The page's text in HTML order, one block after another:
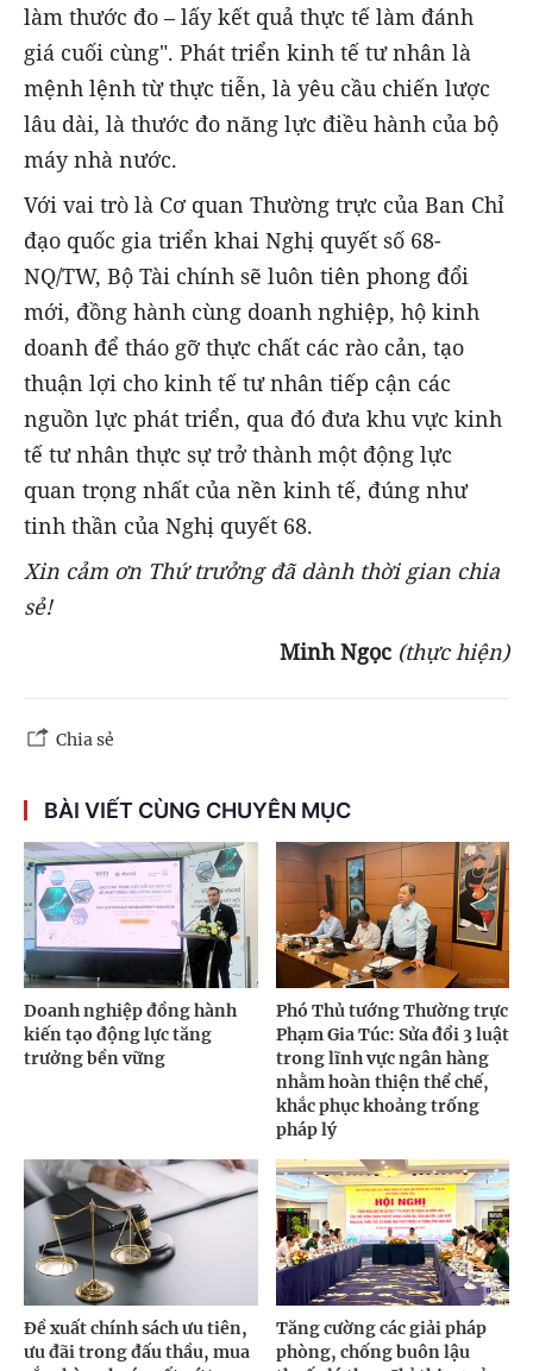
làm thước đo – lấy kết quả thực tế làm đánh
giá cuối cùng". Phát triển kinh tế tư nhân là
mệnh lệnh từ thực tiễn, là yêu cầu chiến lược
lâu dài, là thước đo năng lực điều hành của bộ
máy nhà nước.
Với vai trò là Cơ quan Thường trực của Ban Chỉ
đạo quốc gia triển khai Nghị quyết số 68-
NQ/TW, Bộ Tài chính sẽ luôn tiên phong đổi
mới, đồng hành cùng doanh nghiệp, hộ kinh
doanh để tháo gỡ thực chất các rào cản, tạo
thuận lợi cho kinh tế tư nhân tiếp cận các
nguồn lực phát triển, qua đó đưa khu vực kinh
tế tư nhân thực sự trở thành một động lực
quan trọng nhất của nền kinh tế, đúng như
tinh thần của Nghị quyết 68.
Xin cảm ơn Thứ trưởng đã dành thời gian chia
sẻ!
Minh Ngọc (thực hiện)
Chia sẻ
BÀI VIẾT CÙNG CHUYÊN MỤC
Doanh nghiệp đồng hành
kiến tạo động lực tăng
trưởng bền vững
Phó Thủ tướng Thường trực
Phạm Gia Túc: Sửa đổi 3 luật
trong lĩnh vực ngân hàng
nhằm hoàn thiện thể chế,
khắc phục khoảng trống
pháp lý
Đề xuất chính sách ưu tiên,
ưu đãi trong đấu thầu, mua
Tăng cường các giải pháp
phòng, chống buôn lậu